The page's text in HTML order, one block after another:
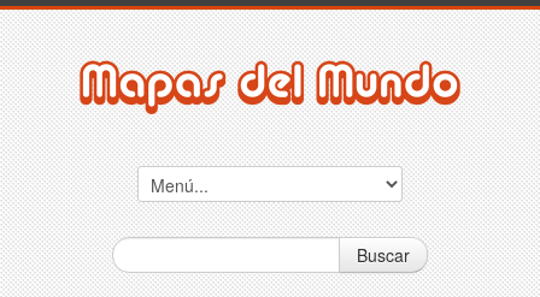
Buscar